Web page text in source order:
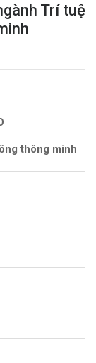
Trí tuệ
thông minh